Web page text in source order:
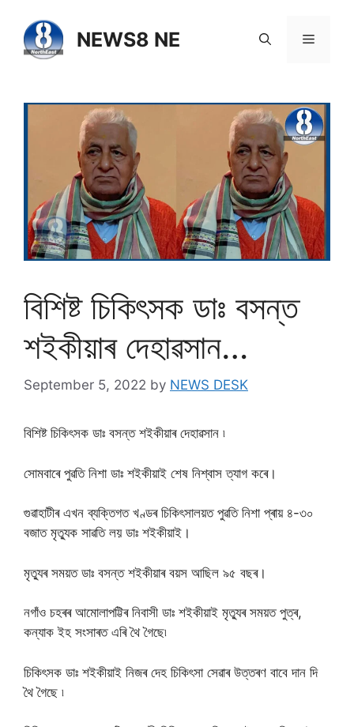
NEWS8 NE
বিশিষ্ট চিকিৎসক ডাঃ বসন্ত
শইকীয়াৰ দেহাৱসান…
September 5, 2022 by NEWS DESK
বিশিষ্ট চিকিৎসক ডাঃ বসন্ত শইকীয়াৰ দেহাৱসান ৷
সোমবাৰে পুৱতি নিশা ডাঃ শইকীয়াই শেষ নিশ্বাস ত্যাগ কৰে।
গুৱাহাটীৰ এখন ব্যক্তিগত খণ্ডৰ চিকিৎসালয়ত পুৱতি নিশা প্ৰায় ৪-৩০
বজাত মৃত্যুক সাৱতি লয় ডাঃ শইকীয়াই।
মৃত্যুৰ সময়ত ডাঃ বসন্ত শইকীয়াৰ বয়স আছিল ৯৫ বছৰ।
নগাঁও চহৰৰ আমোলাপট্টিৰ নিবাসী ডাঃ শইকীয়াই মৃত্যুৰ সময়ত পুত্ৰ,
কন্যাক ইহ সংসাৰত এৰি থৈ গৈছে৷
চিকিৎসক ডাঃ শইকীয়াই নিজৰ দেহ চিকিৎসা সেৱাৰ উত্তৰণ বাবে দান দি
থৈ গৈছে ৷